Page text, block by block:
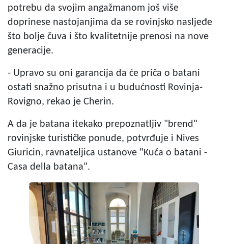
potrebu da svojim angažmanom još više
doprinese nastojanjima da se rovinjsko nasljeđe
što bolje čuva i što kvalitetnije prenosi na nove
generacije.
- Upravo su oni garancija da će priča o batani
ostati snažno prisutna i u budućnosti Rovinja-
Rovigno, rekao je Cherin.
A da je batana itekako prepoznatljiv "brend"
rovinjske turističke ponude, potvrđuje i Nives
Giuricin, ravnateljica ustanove "Kuća o batani -
Casa della batana".